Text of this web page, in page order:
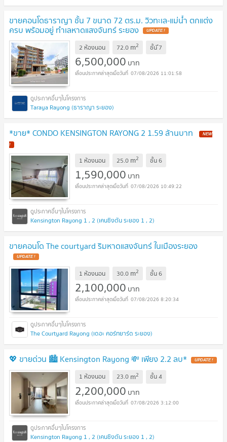
ขายคอนโดธาราญา ชั้น 7 ขนาด 72 ตร.ม. วิวทะเล-แม่น้ำ ตกแต่ง
ครบ พร้อมอยู่ ทำเลหาดแสงจันทร์ ระยอง UPDATE !
2 ห้องนอน 72.0 m2 ชั้นึ7
6,500,000 บาท
07/08/2026 11:01:58
Taraya Rayong (ธาราญา ระยอง)
*ขาย* CONDO KENSINGTON RAYONG 2 1.59 ล้านบาท NEW
!
1 ห้องนอน 25.0 m2 ชั้น6
1,590,000 บาท
07/08/2026 10:49:22
Kensington Rayong 1 , 2 (เคนซิงตัน ระยอง 1 , 2)
ขายคอนโด The courtyard ริมหาดแสงจันทร์ ในเมืองระยอง
UPDATE !
1 ห้องนอน 30.0 m2 ชั้น6
2,100,000 บาท
07/08/2026 8:20:34
The Courtyard Rayong (เดอะ คอร์ทยาร์ด ระยอง)
💖 ขายด่วน 🏙️ Kensington Rayong 💸 เพียง 2.2 ลบ* UPDATE !
1 ห้องนอน 23.0 m2 ชั้น4
2,200,000 บาท
07/08/2026 3:12:00
Kensington Rayong 1 , 2 (เคนซิงตัน ระยอง 1 , 2)